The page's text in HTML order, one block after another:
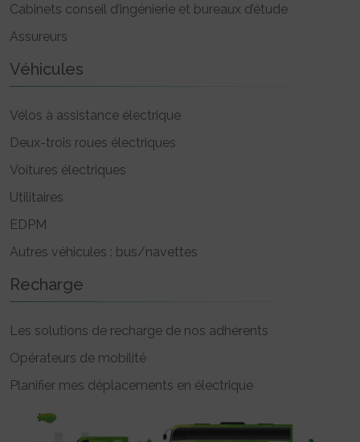
Cabinets conseil d’ingénierie et bureaux d’étude
Assureurs
Véhicules
Vélos à assistance électrique
Deux-trois roues électriques
Voitures électriques
Utilitaires
EDPM
Autres véhicules : bus/navettes
Recharge
Les solutions de recharge de nos adhérents
Opérateurs de mobilité
Planifier mes déplacements en électrique